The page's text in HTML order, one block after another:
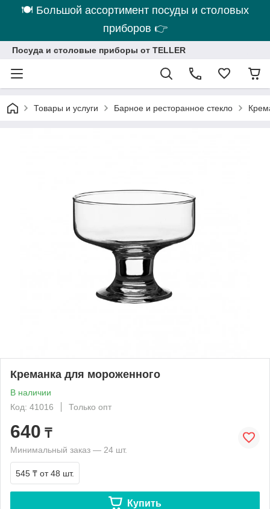
🍽 Большой ассортимент посуды и столовых
приборов 👉
Посуда и столовые приборы от TELLER
Товары и услуги Барное и ресторанное стекло
Креманка для мороженного
В наличии
Код: 41016
Только опт
640 ₸
Минимальный заказ — 24 шт.
545 ₸ от 48 шт.
Купить